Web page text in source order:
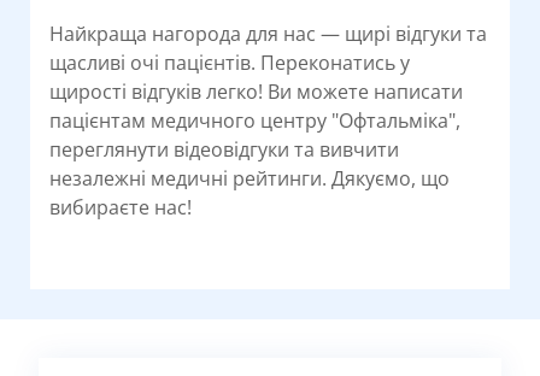
Найкраща нагорода для нас — щирі відгуки та
щасливі очі пацієнтів. Переконатись у
щирості відгуків легко! Ви можете написати
пацієнтам медичного центру "Офтальміка",
переглянути відеовідгуки та вивчити
незалежні медичні рейтинги. Дякуємо, що
вибираєте нас!